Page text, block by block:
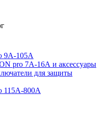
9А-105А
pro 7А-16А и аксессуары
для защиты
115А-800А